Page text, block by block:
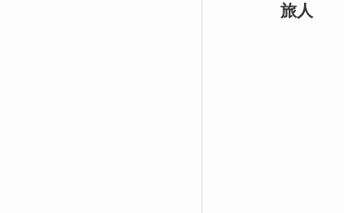
旅人